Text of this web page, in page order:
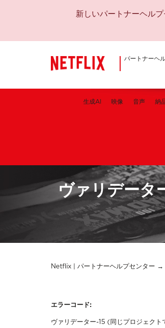
新しいパートナーヘル
パートナーヘ
生成AI 映像 音声 納
ヴァリデータ
Netflix | パートナーヘルプセンター
エラーコード:
ヴァリデーター-15 (同じプロジェクト